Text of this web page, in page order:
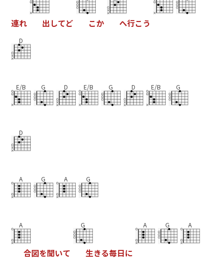
連れ 出してど こか へ行こ う
D
E/B G D E/B G D E/B G
D
A G A G
A
合図を聞いて
G
生きる毎日に
A G A